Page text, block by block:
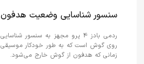
سنسور شناسایی وضعیت
ردمی بادز 4 پرو مجهز به سنسور
روی گوش است که به طور خودکار
زمانی که هدفون از گوش خارج می‌شود.